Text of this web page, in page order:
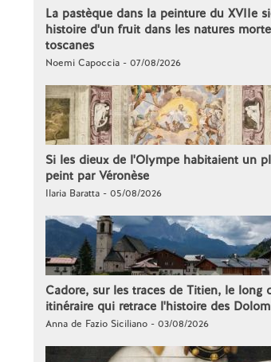
La pastèque dans la peinture du XVIIe
histoire d'un fruit dans les natures
toscanes
Noemi Capoccia - 07/08/2026
Si les dieux de l'Olympe habitaient un
peint par Véronèse
Ilaria Baratta - 05/08/2026
Cadore, sur les traces de Titien, le long
itinéraire qui retrace l'histoire des
Anna de Fazio Siciliano - 03/08/2026